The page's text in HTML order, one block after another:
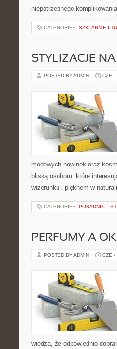
niepotrzebnego
CATEGORIES: SZKLARNIE I
STYLIZACJE
POSTED BY ADMIN CZE -
modowych nowinek oraz
bliską osobom, które
wizerunku i pięknem w
CATEGORIES: PORADNIKI I
PERFUMY A
POSTED BY ADMIN CZE -
wiedzą, że odpowiednio